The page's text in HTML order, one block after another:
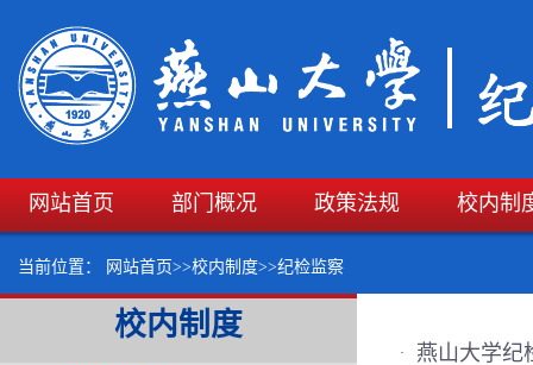
网站首页 部门概况 政策法规 校内制
当前位置： 网站首页>>校内制度>>纪检监察
校内制度
· 燕山大学纪